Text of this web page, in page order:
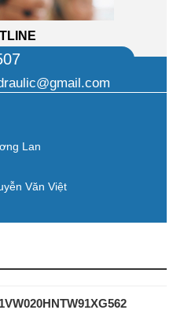
Lan
Văn Việt